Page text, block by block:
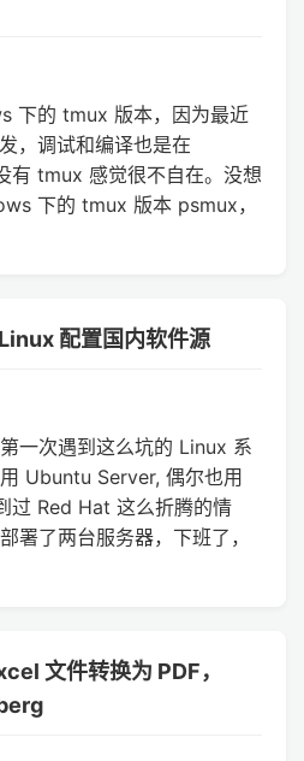
下的 tmux 版本，因为最近
，调试和编译也是在
有 tmux 感觉很不自在。没想
下的 tmux 版本 psmux，
配置国内软件源
一次遇到这么坑的 Linux 系
Ubuntu Server, 偶尔也用
过 Red Hat 这么折腾的情
署了两台服务器，下班了，
文件转换为 PDF，